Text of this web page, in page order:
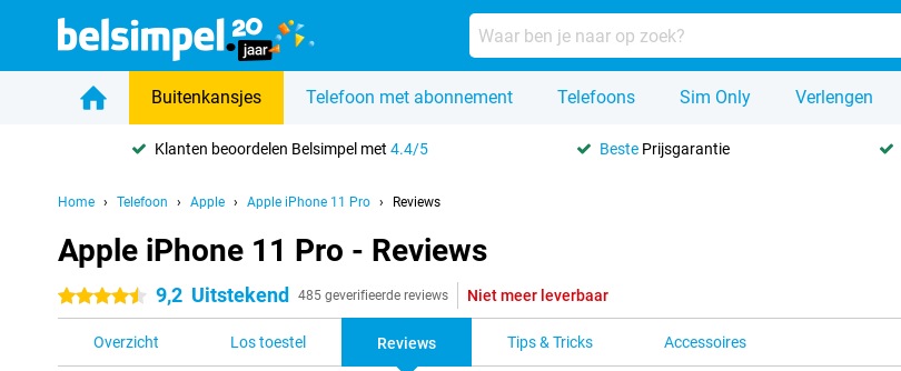
Buitenkansjes Telefoon met abonnement Telefoons Sim Only Verlengen
Klanten beoordelen Belsimpel met4.4/5 Beste Prijsgarantie
Home Telefoon Apple Apple iPhone 11 Pro Reviews
Apple iPhone 11 Pro - Reviews
4.5 sterren 9,2 Uitstekend 485 geverifieerde reviews Niet meer leverbaar
Overzicht Los toestel Reviews Tips & Tricks Accessoires